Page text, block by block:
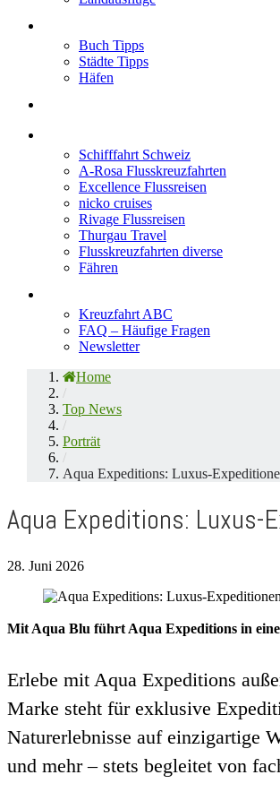
Buch Tipps
Städte Tipps
Häfen
Schifffahrt Schweiz
A-Rosa Flusskreuzfahrten
Excellence Flussreisen
nicko cruises
Rivage Flussreisen
Thurgau Travel
Flusskreuzfahrten diverse
Fähren
Kreuzfahrt ABC
FAQ – Häufige Fragen
Newsletter
Home
/
Top News
/
Porträt
/
Aqua Expeditions: Luxus-
Aqua Expeditions:
28. Juni 2026
Mit Aqua Blu führt Aqua Expeditions in
Erlebe mit Aqua Expeditions
Marke steht für exklusive
Naturerlebnisse auf einzigartige
und mehr – stets begleitet von